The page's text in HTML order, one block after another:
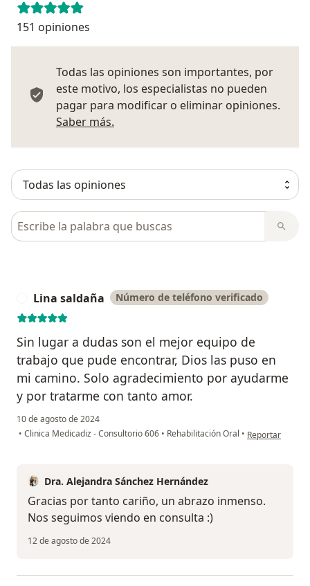
151 opiniones
Todas las opiniones son importantes, por
este motivo, los especialistas no pueden
pagar para modificar o eliminar opiniones.
Saber más.
Busca en opiniones
Lina saldaña Número de teléfono verificado
Sin lugar a dudas son el mejor equipo de
trabajo que pude encontrar, Dios las puso en
mi camino. Solo agradecimiento por ayudarme
y por tratarme con tanto amor.
10 de agosto de 2024
• Clinica Medicadiz - Consultorio 606 • Rehabilitación Oral • en opinión del
Reportar
Dra. Alejandra Sánchez Hernández
Gracias por tanto cariño, un abrazo inmenso.
Nos seguimos viendo en consulta :)
12 de agosto de 2024